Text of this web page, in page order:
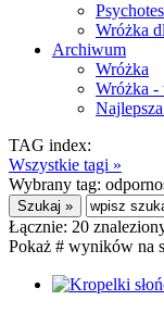
Wróżka
Archiwum
Wróżka
Wróżka -
TAG index:
Wszystkie tagi »
Wybrany tag:
Łącznie: 20
Pokaż # wyników na